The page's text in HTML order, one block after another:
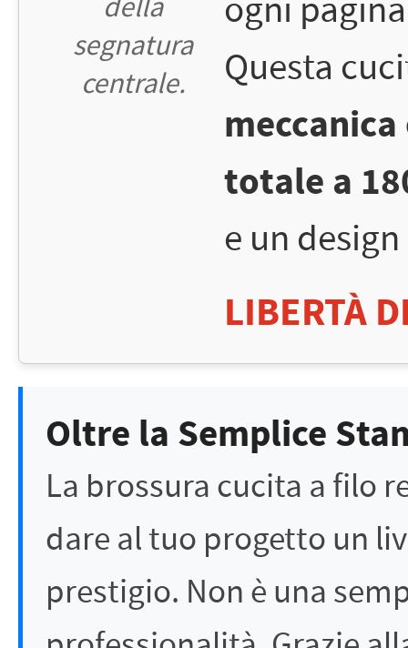
della
segnatura
centrale.
ogni
Questa
totale a
e un
LIBERTÀ
Oltre la Semplice
La brossura cucita a filo
dare al tuo progetto un
prestigio. Non è una